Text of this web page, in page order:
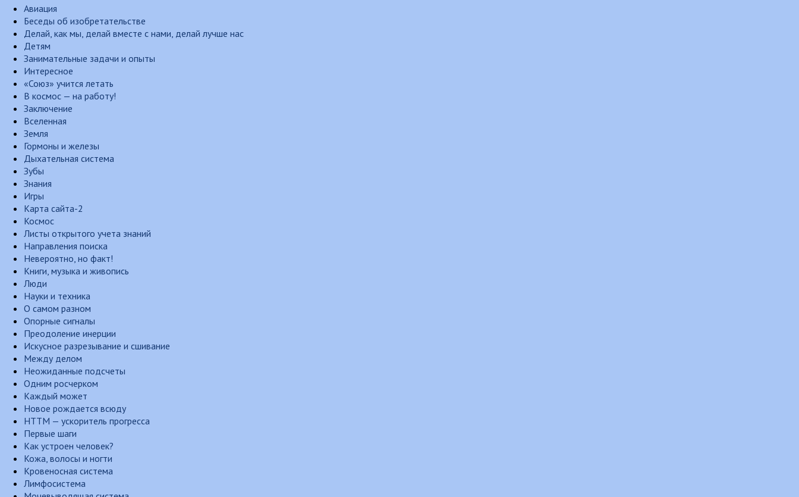
Авиация
Беседы об изобретательстве
Делай, как мы, делай вместе с нами, делай лучше нас
Детям
Занимательные задачи и опыты
Интересное
«Союз» учится летать
В космос — на работу!
Заключение
Вселенная
Земля
Гормоны и железы
Дыхательная система
Зубы
Знания
Игры
Карта сайта-2
Космос
Листы открытого учета знаний
Направления поиска
Невероятно, но факт!
Книги, музыка и живопись
Люди
Науки и техника
О самом разном
Опорные сигналы
Преодоление инерции
Искусное разрезывание и сшивание
Между делом
Неожиданные подсчеты
Одним росчерком
Каждый может
Новое рождается всюду
НТТМ — ускоритель прогресса
Первые шаги
Как устроен человек?
Кожа, волосы и ногти
Кровеносная система
Лимфосистема